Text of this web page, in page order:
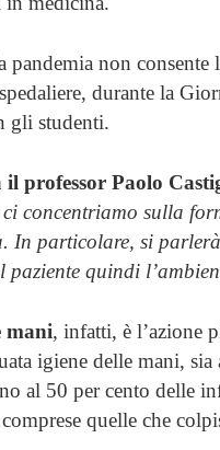
pandemia non
durante la
gli studenti.
il professor Paolo
ci concentriamo sulla
In particolare, si
paziente quindi
mani, infatti, è l’azione
igiene delle mani,
al 50 per cento delle
comprese quelle che